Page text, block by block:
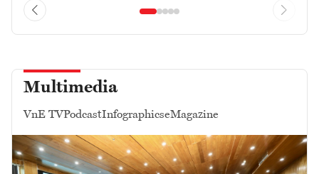
Multimedia
VnE TVPodcastInfographicseMagazine